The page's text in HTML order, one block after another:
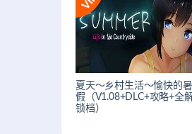
夏天〜乡村生活〜愉快的暑
假（V1.08+DLC+攻略+全
锁档）